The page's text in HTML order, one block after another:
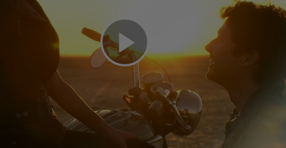
l’organisation
La raison de l’oppression
Les enfants
Communiquer efficacement
Les composantes de la
compréhension
Play
Video